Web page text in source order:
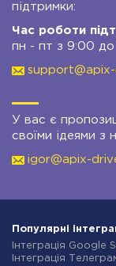
підтримки:
Час роботи
пн - пт з 9:00 до
У вас є
своїми ідеями з
igor@apix-
Популярні
Інтеграція Google
Інтеграція